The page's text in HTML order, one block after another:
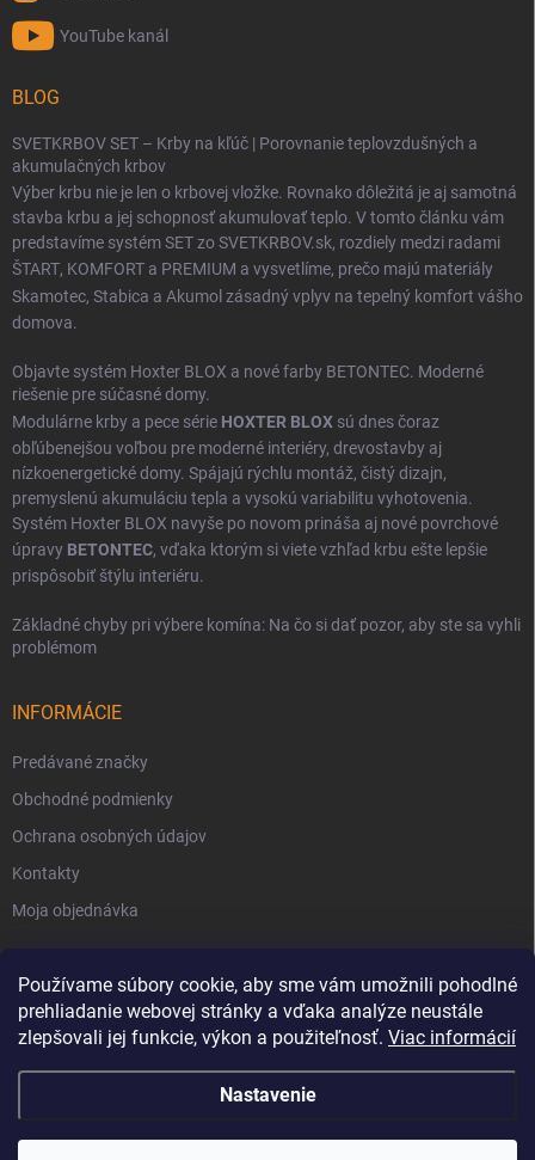
Používame súbory cookie, aby sme vám umožnili pohodlné
prehliadanie webovej stránky a vďaka analýze neustále
zlepšovali jej funkcie, výkon a použiteľnosť. Viac informácií
Nastavenie
YouTube kanál
BLOG
SVETKRBOV SET – Krby na kľúč | Porovnanie teplovzdušných a
akumulačných krbov
Výber krbu nie je len o krbovej vložke. Rovnako dôležitá je aj samotná
stavba krbu a jej schopnosť akumulovať teplo. V tomto článku vám
predstavíme systém SET zo SVETKRBOV.sk, rozdiely medzi radami
ŠTART, KOMFORT a PREMIUM a vysvetlíme, prečo majú materiály
Skamotec, Stabica a Akumol zásadný vplyv na tepelný komfort vášho
domova.
Objavte systém Hoxter BLOX a nové farby BETONTEC. Moderné
riešenie pre súčasné domy.
Modulárne krby a pece série HOXTER BLOX sú dnes čoraz
obľúbenejšou voľbou pre moderné interiéry, drevostavby aj
nízkoenergetické domy. Spájajú rýchlu montáž, čistý dizajn,
premyslenú akumuláciu tepla a vysokú variabilitu vyhotovenia.
Systém Hoxter BLOX navyše po novom prináša aj nové povrchové
úpravy BETONTEC, vďaka ktorým si viete vzhľad krbu ešte lepšie
prispôsobiť štýlu interiéru.
Základné chyby pri výbere komína: Na čo si dať pozor, aby ste sa vyhli
problémom
INFORMÁCIE
Predávané značky
Obchodné podmienky
Ochrana osobných údajov
Kontakty
Moja objednávka